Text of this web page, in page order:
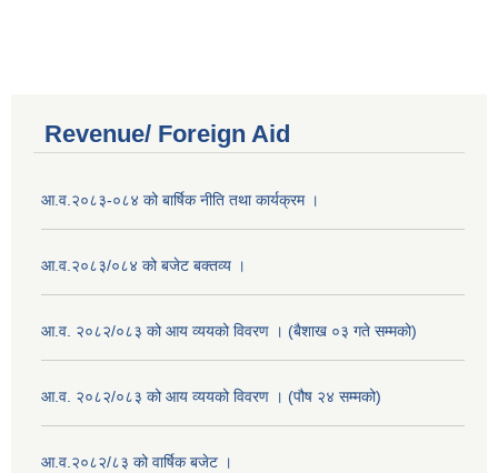
Revenue/ Foreign Aid
आ.व.२०८३-०८४ को बार्षिक नीति तथा कार्यक्रम ।
आ.व.२०८३/०८४ को बजेट बक्तव्य ।
आ.व. २०८२/०८३ को आय व्ययको विवरण । (बैशाख ०३ गते सम्मको)
आ.व. २०८२/०८३ को आय व्ययको विवरण । (पौष २४ सम्मको)
आ.व.२०८२/८३ को वार्षिक बजेट ।